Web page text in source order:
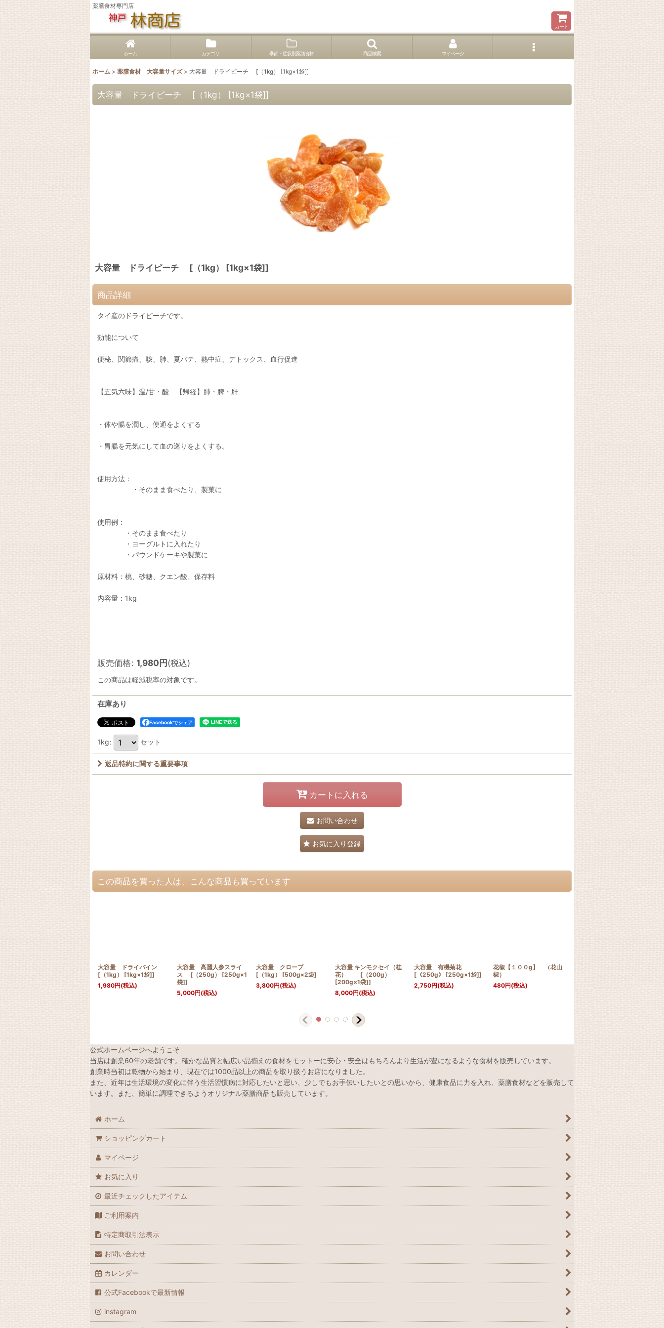
薬膳食材専門店
カート
ホーム カテゴリ 季節・症状別薬膳食材 商品検索 マイページ
ホーム > 薬膳食材 大容量サイズ > 大容量 ドライピーチ [（1kg） [1kg×1袋]]
大容量 ドライピーチ [（1kg） [1kg×1袋]]
大容量 ドライピーチ [（1kg） [1kg×1袋]]
商品詳細
タイ産のドライピーチです。
効能について
便秘、関節痛、咳、肺、夏バテ、熱中症、デトックス、血行促進
【五気六味】温/甘・酸 【帰経】肺・脾・肝
・体や腸を潤し、便通をよくする
・胃腸を元気にして血の巡りをよくする。
使用方法：
・そのまま食べたり、製菓に
使用例：
・そのまま食べたり
・ヨーグルトに入れたり
・パウンドケーキや製菓に
原材料：桃、砂糖、クエン酸、保存料
内容量：1kg
販売価格: 1,980円(税込)
この商品は軽減税率の対象です。
在庫あり
Facebookでシェア
1kg: セット
返品特約に関する重要事項
カートに入れる
お問い合わせ
お気に入り登録
この商品を買った人は、こんな商品も買っています
大容量 ドライパイン
[（1kg） [1kg×1袋]]
1,980円(税込)
大容量 高麗人参スライ
ス [（250g） [250g×1
袋]]
5,000円(税込)
大容量 クローブ
[（1kg） [500g×2袋]
3,800円(税込)
大容量 キンモクセイ（桂
花） [（200g）
[200g×1袋]]
8,000円(税込)
大容量 有機菊花
[《250g》 [250g×1袋]]
2,750円(税込)
花椒【１００g】 （花山
椒）
480円(税込)
大
公式ホームページへようこそ
当店は創業60年の老舗です。確かな品質と幅広い品揃えの食材をモットーに安心・安全はもちろんより生活が豊になるような食材を販売しています。
創業時当初は乾物から始まり、現在では1000品以上の商品を取り扱うお店になりました。
また、近年は生活環境の変化に伴う生活習慣病に対応したいと思い、少しでもお手伝いしたいとの思いから、健康食品に力を入れ、薬膳食材などを販売して
います。また、簡単に調理できるようオリジナル薬膳商品も販売しています。
ホーム
ショッピングカート
マイページ
お気に入り
最近チェックしたアイテム
ご利用案内
特定商取引法表示
お問い合わせ
カレンダー
公式Facebookで最新情報
instagram